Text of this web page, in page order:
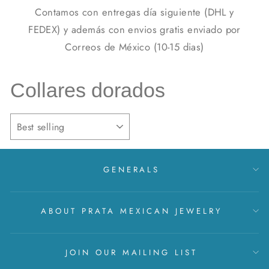
Contamos con entregas día siguiente (DHL y
FEDEX) y además con envios gratis enviado por
Correos de México (10-15 dias)
Collares dorados
GENERALS
ABOUT PRATA MEXICAN JEWELRY
JOIN OUR MAILING LIST